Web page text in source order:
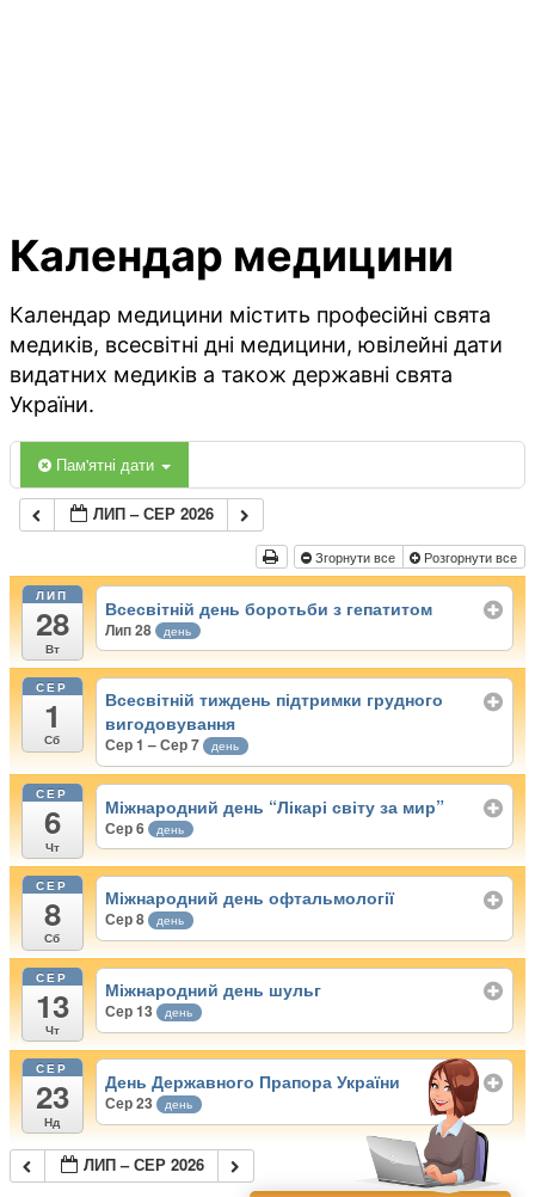
Календар медицини
Календар медицини містить професійні свята
медиків, всесвітні дні медицини, ювілейні дати
видатних медиків а також державні свята
України.
Пам'ятні дати
ЛИП – СЕР 2026
Згорнути все Розгорнути все
ЛИП
28
Вт
Всесвітній день боротьби з гепатитом
Лип 28 день
СЕР
1
Сб
Всесвітній тиждень підтримки грудного
вигодовування
Сер 1 – Сер 7 день
СЕР
6
Чт
Міжнародний день “Лікарі світу за мир”
Сер 6 день
СЕР
8
Сб
Міжнародний день офтальмології
Сер 8 день
СЕР
13
Чт
Міжнародний день шульг
Сер 13 день
СЕР
23
Нд
День Державного Прапора України
Сер 23 день
ЛИП – СЕР 2026